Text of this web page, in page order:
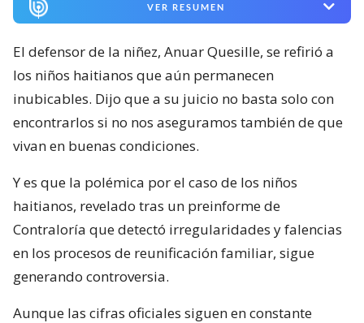
VER RESUMEN
El defensor de la niñez, Anuar Quesille, se refirió a
los niños haitianos que aún permanecen
inubicables. Dijo que a su juicio no basta solo con
encontrarlos si no nos aseguramos también de que
vivan en buenas condiciones.
Y es que la polémica por el caso de los niños
haitianos, revelado tras un preinforme de
Contraloría que detectó irregularidades y falencias
en los procesos de reunificación familiar, sigue
generando controversia.
Aunque las cifras oficiales siguen en constante